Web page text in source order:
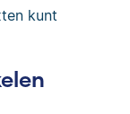
kunt